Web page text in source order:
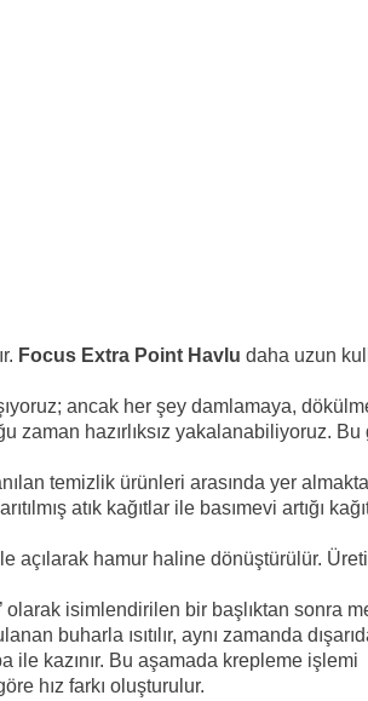
Focus Extra Point Havlu daha uzun
ancak her şey damlamaya,
zaman hazırlıksız yakalanabiliyoruz. Bu
temizlik ürünleri arasında yer
atık kağıtlar ile basımevi artığı
açılarak hamur haline dönüştürülür.
olarak isimlendirilen bir başlıktan sonra
buharla ısıtılır, aynı zamanda
ile kazınır. Bu aşamada krepleme işlemi
hız farkı oluşturulur.